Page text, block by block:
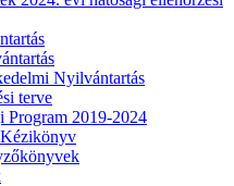
Nyilvántartás
terve
Program 2019-2024